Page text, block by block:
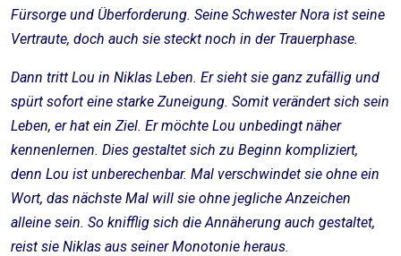
Fürsorge und Überforderung. Seine Schwester Nora ist seine
Vertraute, doch auch sie steckt noch in der Trauerphase.
Dann tritt Lou in Niklas Leben. Er sieht sie ganz zufällig und
spürt sofort eine starke Zuneigung. Somit verändert sich sein
Leben, er hat ein Ziel. Er möchte Lou unbedingt näher
kennenlernen. Dies gestaltet sich zu Beginn kompliziert,
denn Lou ist unberechenbar. Mal verschwindet sie ohne ein
Wort, das nächste Mal will sie ohne jegliche Anzeichen
alleine sein. So knifflig sich die Annäherung auch gestaltet,
reist sie Niklas aus seiner Monotonie heraus.